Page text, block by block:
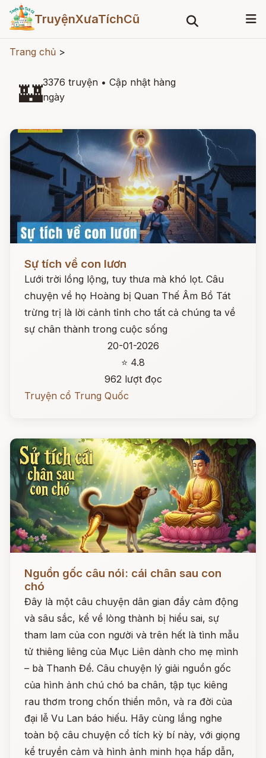
TruyệnXưaTíchCũ
Trang chủ >
🏰3376 truyện • Cập nhật hàng
ngày
Sự tích về con lươn
Lưới trời lồng lộng, tuy thưa mà khó lọt. Câu
chuyện về họ Hoàng bị Quan Thế Âm Bồ Tát
trừng trị là lời cảnh tỉnh cho tất cả chúng ta về
sự chân thành trong cuộc sống
20-01-2026
⭐ 4.8
962 lượt đọc
Truyện cổ Trung Quốc
Đọc ngay
Nguồn gốc câu nói: cái chân sau con
chó
Đây là một câu chuyện dân gian đầy cảm động
và sâu sắc, kể về lòng thành bị hiểu sai, sự
tham lam của con người và trên hết là tình mẫu
tử thiêng liêng của Mục Liên dành cho mẹ mình
– bà Thanh Đề. Câu chuyện lý giải nguồn gốc
của hình ảnh chú chó ba chân, tập tục kiêng
rau thơm trong chốn thiền môn, và ra đời của
đại lễ Vu Lan báo hiếu. Hãy cùng lắng nghe
toàn bộ câu chuyện cổ tích kỳ bí này, với giọng
kể truyền cảm và hình ảnh minh họa hấp dẫn,